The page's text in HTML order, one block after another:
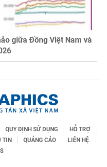
giữa Đồng Việt Nam và
QUY ĐỊNH SỬ DỤNG
HỖ TRỢ
TIN QUẢNG CÁO
LIÊN HỆ